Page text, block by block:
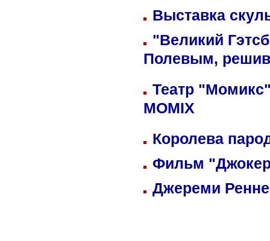
Выставка
"Великий
Полевым,
Театр
MOMIX
Королева
Фильм
Джереми